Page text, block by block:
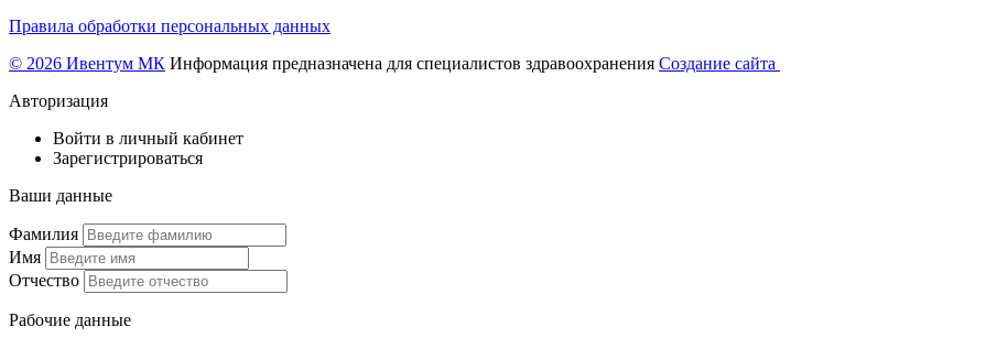
Правила обработки персональных данных
© 2026 Ивентум МК Информация предназначена для специалистов здравоохранения Создание сайта
Авторизация
Войти в личный кабинет
Зарегистрироваться
Ваши данные
Фамилия
Имя
Отчество
Рабочие данные